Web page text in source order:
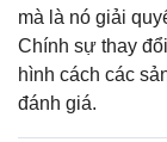
mà là nó giải
Chính sự thay
hình cách các
đánh giá.